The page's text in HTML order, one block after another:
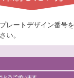
レートデザイン番号
い。